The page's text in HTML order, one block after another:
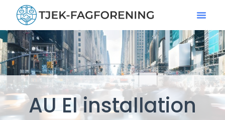
AU El installation